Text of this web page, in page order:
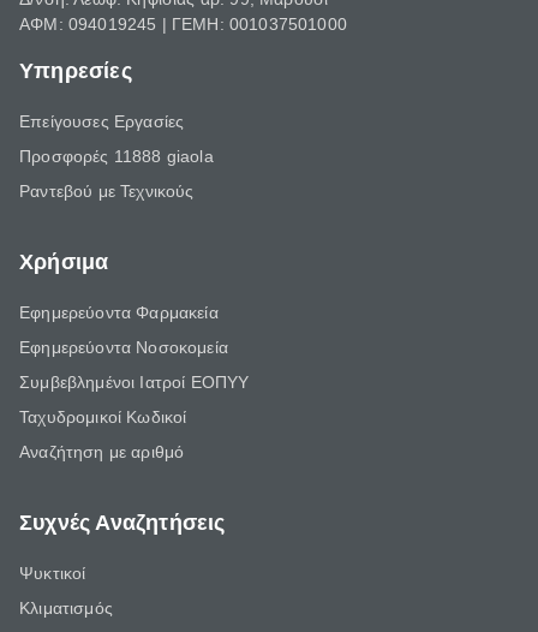
ΑΦΜ: 094019245 | ΓΕΜΗ: 001037501000
Υπηρεσίες
Επείγουσες Εργασίες
Προσφορές 11888 giaola
Ραντεβού με Τεχνικούς
Χρήσιμα
Εφημερεύοντα Φαρμακεία
Εφημερεύοντα Νοσοκομεία
Συμβεβλημένοι Ιατροί ΕΟΠΥΥ
Ταχυδρομικοί Κωδικοί
Αναζήτηση με αριθμό
Συχνές Αναζητήσεις
Ψυκτικοί
Κλιματισμός